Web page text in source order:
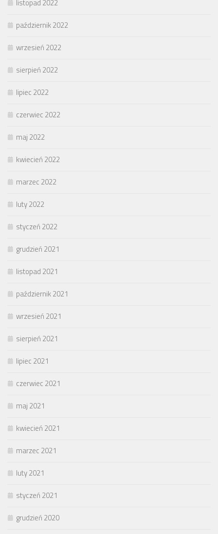
listopad 2022
październik 2022
wrzesień 2022
sierpień 2022
lipiec 2022
czerwiec 2022
maj 2022
kwiecień 2022
marzec 2022
luty 2022
styczeń 2022
grudzień 2021
listopad 2021
październik 2021
wrzesień 2021
sierpień 2021
lipiec 2021
czerwiec 2021
maj 2021
kwiecień 2021
marzec 2021
luty 2021
styczeń 2021
grudzień 2020